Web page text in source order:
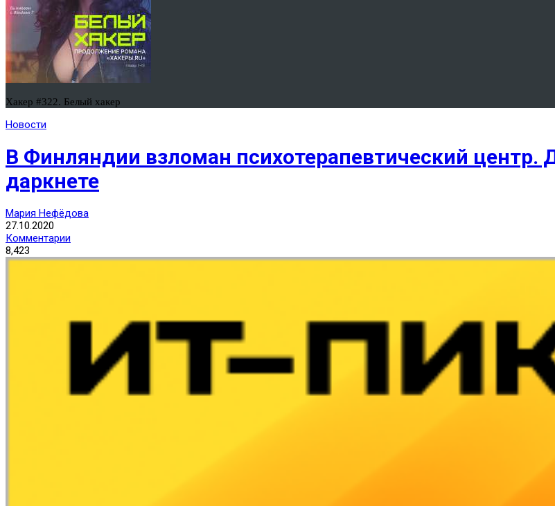
Хакер #322. Белый хакер
Новости
В Финляндии взломан психотерапевтический
даркнете
Мария Нефёдова
27.10.2020
Комментарии
8,423